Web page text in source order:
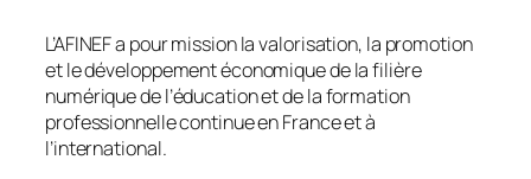
L’AFINEF a pour mission la valorisation, la promotion
et le développement économique de la filière
numérique de l’éducation et de la formation
professionnelle continue en France et à
l’international.